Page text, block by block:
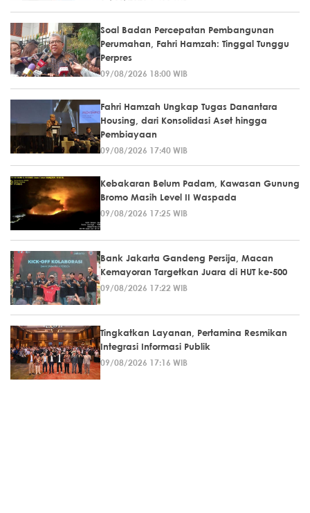
Soal Badan Percepatan Pembangunan
Perumahan, Fahri Hamzah: Tinggal Tunggu
Perpres
09/08/2026 18:00 WIB
Fahri Hamzah Ungkap Tugas Danantara
Housing, dari Konsolidasi Aset hingga
Pembiayaan
09/08/2026 17:40 WIB
Kebakaran Belum Padam, Kawasan Gunung
Bromo Masih Level II Waspada
09/08/2026 17:25 WIB
Bank Jakarta Gandeng Persija, Macan
Kemayoran Targetkan Juara di HUT ke-500
09/08/2026 17:22 WIB
Tingkatkan Layanan, Pertamina Resmikan
Integrasi Informasi Publik
09/08/2026 17:16 WIB